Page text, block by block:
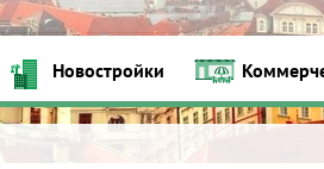
Новостройки Коммерческие
Новостройки